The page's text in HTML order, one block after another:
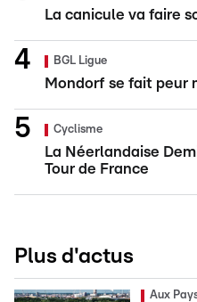
La canicule va faire
BGL Ligue
Mondorf se fait peur
Cyclisme
La Néerlandaise
Tour de France
Plus d'actus
Aux